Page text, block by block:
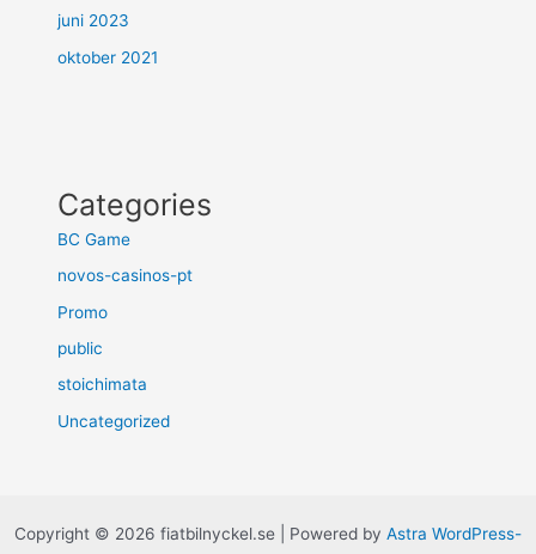
juni 2023
oktober 2021
Categories
BC Game
novos-casinos-pt
Promo
public
stoichimata
Uncategorized
Copyright © 2026 fiatbilnyckel.se | Powered by Astra WordPress-